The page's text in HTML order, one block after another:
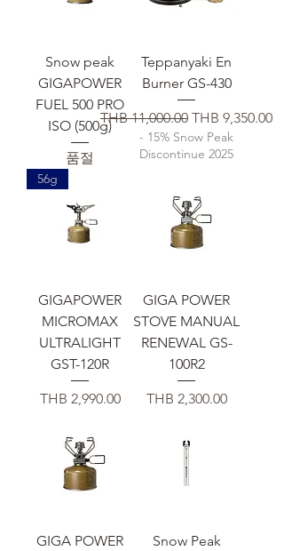
Snow peak
GIGAPOWER
FUEL 500 PRO
ISO (500g)
품절
Teppanyaki En
Burner GS-430
일반가
THB 11,000.00 할인가
THB 9,350.00
- 15% Snow Peak
Discontinue 2025
56g
GIGAPOWER
MICROMAX
ULTRALIGHT
GST-120R
가격
THB 2,990.00
GIGA POWER
STOVE MANUAL
RENEWAL GS-
100R2
가격
THB 2,300.00
GIGA POWER
Snow Peak